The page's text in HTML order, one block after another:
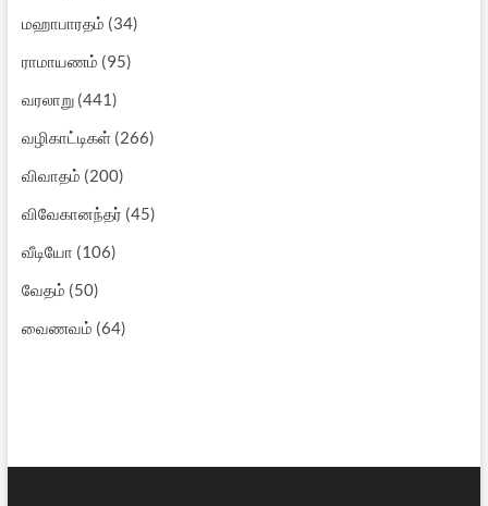
மஹாபாரதம் (34)
ராமாயணம் (95)
வரலாறு(441)
வழிகாட்டிகள்(266)
விவாதம் (200)
விவேகானந்தர் (45)
வீடியோ (106)
வேதம் (50)
வைணவம் (64)